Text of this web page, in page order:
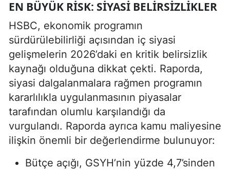
EN BÜYÜK RISK: SIYASI BELIRSIZLIKLER
HSBC, ekonomik programın
sürdürülebilirliği açısından iç siyasi
gelişmelerin 2026’daki en kritik belirsizlik
kaynağı olduğuna dikkat çekti. Raporda,
siyasi dalgalanmalara rağmen programın
kararlılıkla uygulanmasının piyasalar
tarafından olumlu karşılandığı da
vurgulandı. Raporda ayrıca kamu maliyesine
ilişkin önemli bir değerlendirme bulunuyor:
Bütçe açığı, GSYH’nin yüzde 4,7’sinden